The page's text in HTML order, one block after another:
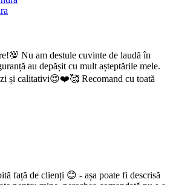
Nu am destule cuvinte de laudă în
au depășit cu mult așteptările mele.
și calitativi😍❤️🥰 Recomand cu toată
față de clienți 😊 - așa poate fi descrisă